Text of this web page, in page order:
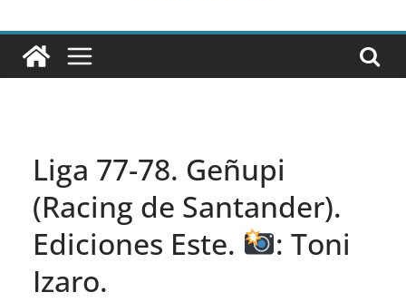
Liga 77-78. Geñupi
(Racing de Santander).
Ediciones Este.
: Toni
Izaro.